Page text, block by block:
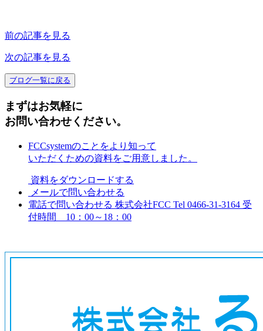
前の記事を見る
次の記事を見る
ブログ一覧に戻る
まずはお気軽に
お問い合わせください。
FCCsystemのことをより知って
いただくための資料をご用意しました。
資料をダウンロードする
メールで問い合わせる
電話で問い合わせる 株式会社FCC Tel 0466-31-3164 受
付時間 10：00～18：00